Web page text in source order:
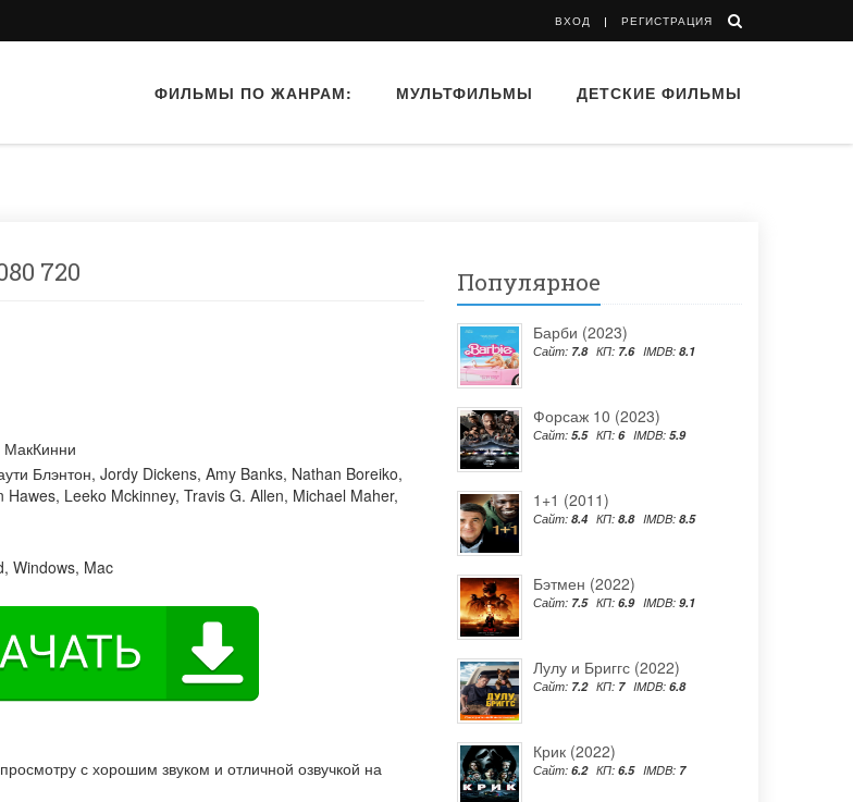
ВХОД РЕГИСТРАЦИЯ
ФИЛЬМЫ ПО ЖАНРАМ: МУЛЬТФИЛЬМЫ ДЕТСКИЕ ФИЛЬМЫ
720
МакКинни
Блэнтон, Jordy Dickens, Amy Banks, Nathan Boreiko,
Hawes, Leeko Mckinney, Travis G. Allen, Michael Maher,
Windows, Mac
с хорошим звуком и отличной озвучкой на
Популярное
Барби (2023)
Сайт: 7.8 КП: 7.6 IMDB: 8.1
Форсаж 10 (2023)
Сайт: 5.5 КП: 6 IMDB: 5.9
1+1 (2011)
Сайт: 8.4 КП: 8.8 IMDB: 8.5
Бэтмен (2022)
Сайт: 7.5 КП: 6.9 IMDB: 9.1
Лулу и Бриггс (2022)
Сайт: 7.2 КП: 7 IMDB: 6.8
Крик (2022)
Сайт: 6.2 КП: 6.5 IMDB: 7